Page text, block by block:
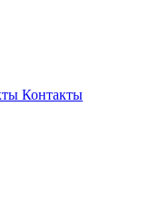
Контакты